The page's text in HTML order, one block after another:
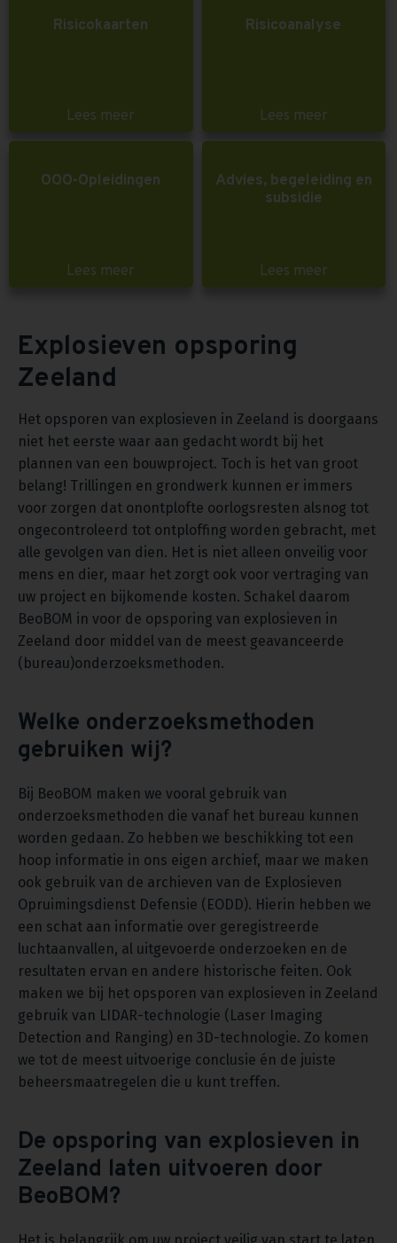
Risicokaarten
Lees meer
Risicoanalyse
Lees meer
OOO-Opleidingen
Lees meer
Advies, begeleiding en
subsidie
Lees meer
Explosieven opsporing
Zeeland
Het opsporen van explosieven in Zeeland is doorgaans
niet het eerste waar aan gedacht wordt bij het
plannen van een bouwproject. Toch is het van groot
belang! Trillingen en grondwerk kunnen er immers
voor zorgen dat onontplofte oorlogsresten alsnog tot
ongecontroleerd tot ontploffing worden gebracht, met
alle gevolgen van dien. Het is niet alleen onveilig voor
mens en dier, maar het zorgt ook voor vertraging van
uw project en bijkomende kosten. Schakel daarom
BeoBOM in voor de opsporing van explosieven in
Zeeland door middel van de meest geavanceerde
(bureau)onderzoeksmethoden.
Welke onderzoeksmethoden
gebruiken wij?
Bij BeoBOM maken we vooral gebruik van
onderzoeksmethoden die vanaf het bureau kunnen
worden gedaan. Zo hebben we beschikking tot een
hoop informatie in ons eigen archief, maar we maken
ook gebruik van de archieven van de Explosieven
Opruimingsdienst Defensie (EODD). Hierin hebben we
een schat aan informatie over geregistreerde
luchtaanvallen, al uitgevoerde onderzoeken en de
resultaten ervan en andere historische feiten. Ook
maken we bij het opsporen van explosieven in Zeeland
gebruik van LIDAR-technologie (Laser Imaging
Detection and Ranging) en 3D-technologie. Zo komen
we tot de meest uitvoerige conclusie én de juiste
beheersmaatregelen die u kunt treffen.
De opsporing van explosieven in
Zeeland laten uitvoeren door
BeoBOM?